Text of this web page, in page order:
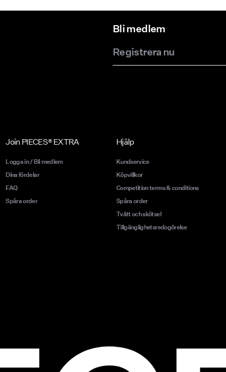
Bli medlem
Registrera nu
Join PIECES® EXTRA
Logga in / Bli medlem
Dina fördelar
FAQ
Spåra order
Hjälp
Kundservice
Köpvillkor
Competition terms & conditions
Spåra order
Tvätt och skötsel
Tillgänglighetsredogörelse